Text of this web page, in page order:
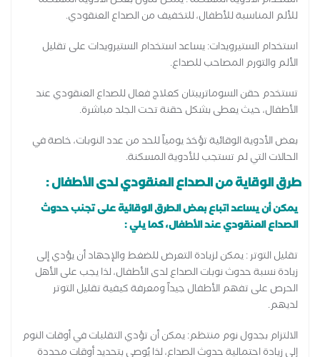
للألم المناسبة للأطفال، للتخفيف من الصداع العنقودي.
استخدام الستيرويدات: يساعد استخدام الستيرويدات على تقليل
الألم والتورم المصاحب للصداع.
تستخدم حقن السوماتريبتان كعلاج فعال للصداع العنقودي عند
الأطفال، حيث يعطى بشكل حقنة تحت الجلد مباشرة.
بعض الأدوية الوقائية تؤخذ يومياً للحد من عدد النوبات، خاصة في
الحالات التي لم تستجب للأدوية المسكنة.
طرق الوقاية من الصداع العنقودي لدى الأطفال :
يمكن أن يساعد اتباع بعض الطرق الوقائية على تجنب حدوث
الصداع العنقودي عند الأطفال، كما يلي :
تقليل التوتر : يمكن لزيادة التعرض للضغط والإجهاد أن يؤدي إلى
زيادة نسبة حدوث نوبات الصداع لدى الأطفال، لذا يجب على الأهل
الحرص على تفهم الأطفال جيداً ومعرفة كيفية تقليل التوتر
لديهم.
الالتزام بجدول نوم منتظم: يمكن أن تؤدي التقلبات في أوقات النوم
إلى زيادة احتمالية حدوث الصداع، لذا يُوصى بتحديد أوقات محددة